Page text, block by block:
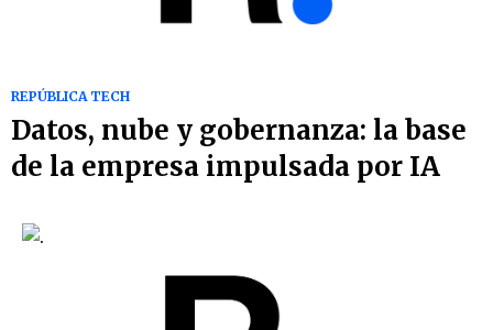
REPÚBLICA TECH
Datos, nube y gobernanza: la base
de la empresa impulsada por IA